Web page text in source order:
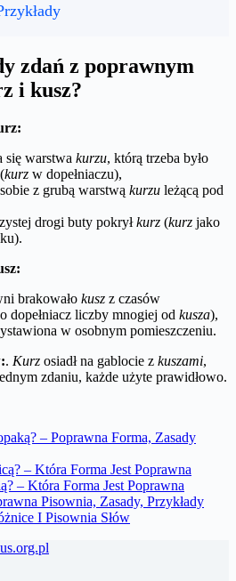
zdań z poprawnym
i kusz?
się warstwa kurzu, którą trzeba było
kurz w dopełniaczu),
z grubą warstwą kurzu leżącą pod
drogi buty pokryłkurz (kurz jako
brakowało kusz z czasów
dopełniacz liczby mnogiej od kusza),
w osobnym pomieszczeniu.
. Kurz osiadł na gablocie z kuszami,
zdaniu, każde użyte prawidłowo.
– Poprawna Forma, Zasady
– Która Forma Jest Poprawna
– Która Forma Jest Poprawna
Pisownia, Zasady, Przykłady
I Pisownia Słów